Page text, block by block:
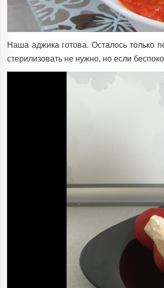
Наша аджика готова. Осталось только
стерилизовать не нужно, но если